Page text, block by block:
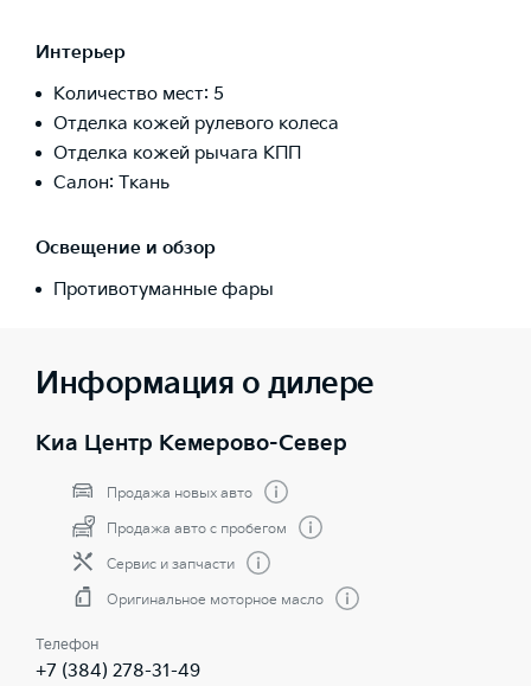
Интерьер
Количество мест: 5
Отделка кожей рулевого колеса
Отделка кожей рычага КПП
Салон: Ткань
Освещение и обзор
Противотуманные фары
Информация о дилере
Киа Центр Кемерово-Север
Продажа новых авто
Продажа авто с пробегом
Сервис и запчасти
Оригинальное моторное масло
Телефон
+7 (384) 278-31-49